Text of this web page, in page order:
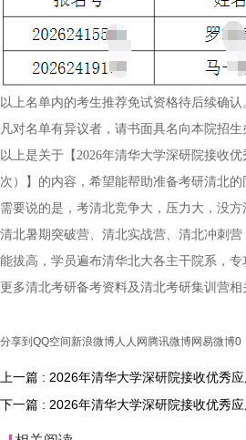
以上名单内的考生推荐免试资格待后续确认
凡对名单有异议者，请书面具名向本院招生
以上是关于【2026年清华大学深研院接收
次）】的内容，希望能帮助准备考研清北
需要说的是，考清北竞争大，压力大，没
清北暑期突破营、清北实战营、清北冲刺
能拔高，学员遍布清华北大各主干院系，专
更多清北考研备考资料及清北考研集训营相
分享到 QQ空间 新浪微博人人网 腾讯微博网易微博0
上一篇 : 2026年清华大学深研院接收优秀
下一篇 : 2026年清华大学深研院接收优秀